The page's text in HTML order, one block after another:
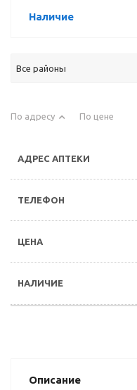
Наличие
Все районы
По адресу По цене
Описание